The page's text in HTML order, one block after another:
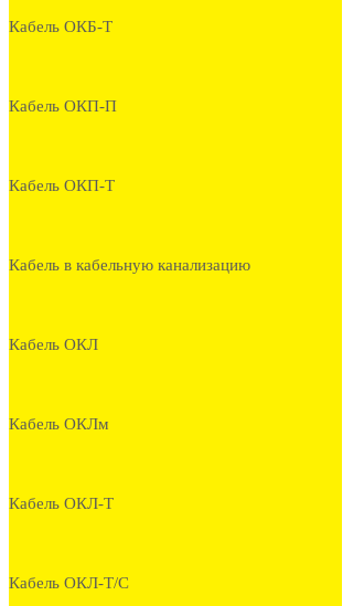
Кабель ОКБ-Т
Кабель ОКП-П
Кабель ОКП-Т
Кабель в кабельную канализацию
Кабель ОКЛ
Кабель ОКЛм
Кабель ОКЛ-Т
Кабель ОКЛ-Т/С